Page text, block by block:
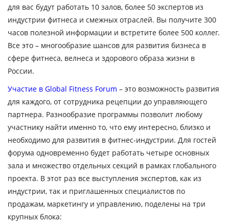
для вас будут работать 10 залов, более 50 экспертов из
индустрии фитнеса и смежных отраслей. Вы получите 300
часов полезной информации и встретите более 500 коллег.
Все это – многообразие шансов для развития бизнеса в
сфере фитнеса, велнеса и здорового образа жизни в
России.
Участие в Global Fitness Forum – это возможность развития
для каждого, от сотрудника рецепции до управляющего
партнера. Разнообразие программы позволит любому
участнику найти именно то, что ему интересно, близко и
необходимо для развития в фитнес-индустрии. Для гостей
форума одновременно будет работать четыре основных
зала и множество отдельных секций в рамках глобального
проекта. В этот раз все выступления экспертов, как из
индустрии, так и приглашенных специалистов по
продажам, маркетингу и управлению, поделены на три
крупных блока: